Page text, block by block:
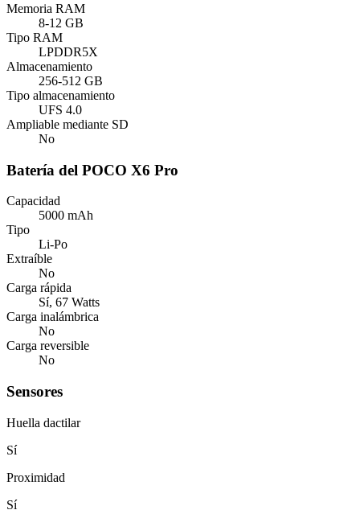
Memoria RAM
8-12 GB
Tipo RAM
LPDDR5X
Almacenamiento
256-512 GB
Tipo almacenamiento
UFS 4.0
Ampliable mediante SD
No
Batería del POCO X6 Pro
Capacidad
5000 mAh
Tipo
Li-Po
Extraíble
No
Carga rápida
Sí, 67 Watts
Carga inalámbrica
No
Carga reversible
No
Sensores
Huella dactilar
Sí
Proximidad
Sí